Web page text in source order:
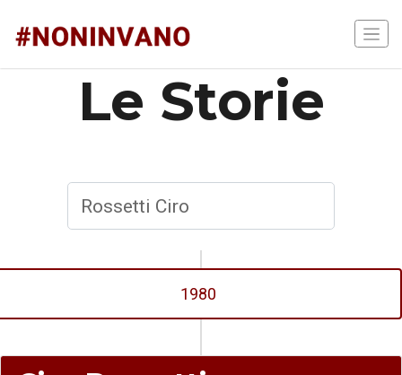
Le Storie
1980